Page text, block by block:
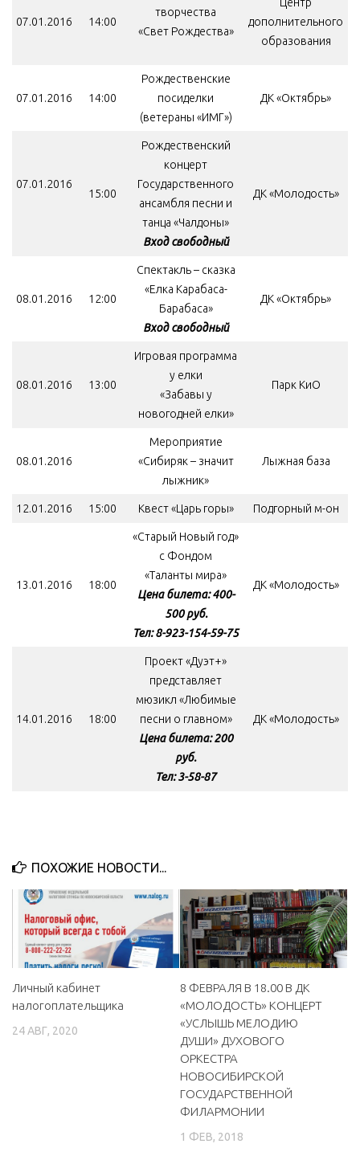
07.01.2016 14:00
творчества
«Свет Рождества»
дополнительного
образования
07.01.2016 14:00
Рождественские
посиделки
(ветераны «ИМГ»)
ДК «Октябрь»
07.01.2016
15:00
Рождественский
концерт
Государственного
ансамбля песни и
танца «Чалдоны»
Вход свободный
ДК «Молодость»
08.01.2016 12:00
Спектакль – сказка
«Елка Карабаса-
Барабаса»
Вход свободный
ДК «Октябрь»
08.01.2016 13:00
Игровая программа
у елки
«Забавы у
новогодней елки»
Парк КиО
08.01.2016
Мероприятие
«Сибиряк – значит
лыжник»
Лыжная база
12.01.2016 15:00 Квест «Царь горы» Подгорный м-он
13.01.2016 18:00
«Старый Новый год»
с Фондом
«Таланты мира»
Цена билета: 400-
500 руб.
Тел: 8-923-154-59-75
ДК «Молодость»
14.01.2016 18:00
Проект «Дуэт+»
представляет
мюзикл «Любимые
песни о главном»
Цена билета: 200
руб.
Тел: 3-58-87
ДК «Молодость»
ПОХОЖИЕ НОВОСТИ...
Личный кабинет
налогоплательщика
24 АВГ, 2020
8 ФЕВРАЛЯ В 18.00 В ДК
«МОЛОДОСТЬ» КОНЦЕРТ
«УСЛЫШЬ МЕЛОДИЮ
ДУШИ» ДУХОВОГО
ОРКЕСТРА
НОВОСИБИРСКОЙ
ГОСУДАРСТВЕННОЙ
ФИЛАРМОНИИ
1 ФЕВ, 2018